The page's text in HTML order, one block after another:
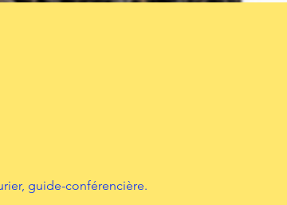
guide-conférencière.